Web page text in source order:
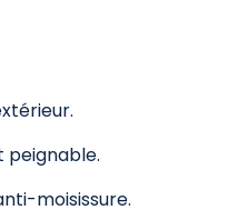
peignable.
moisissure.